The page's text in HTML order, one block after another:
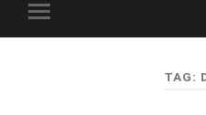
Toggle
mobile
TAG: